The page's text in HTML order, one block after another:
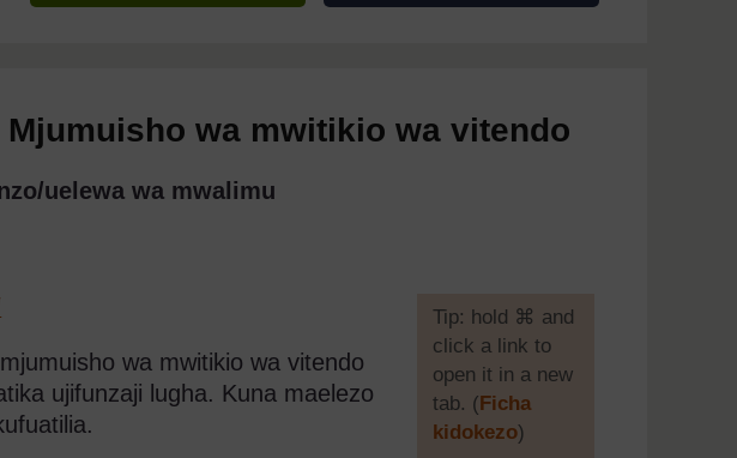
Mjumuisho wa mwitikio wa vitendo
uelewa wa mwalimu
[Tip: hold ⌘ and
click a link to
open it in a new
tab. (Ficha
kidokezo)
wa mwitikio wa vitendo
ujifunzaji lugha. Kuna maelezo